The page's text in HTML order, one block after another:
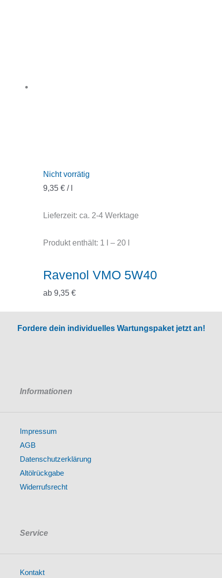
Nicht vorrätig
9,35 €/
Lieferzeit: ca. 2-4 Werktage
Produkt enthält: 1 – 20
Ravenol VMO 5W40
ab 9,35 €
Fordere dein individuelles Wartungspaket jetzt an!
Informationen
Impressum
AGB
Datenschutzerklärung
Altölrückgabe
Widerrufsrecht
Service
Kontakt